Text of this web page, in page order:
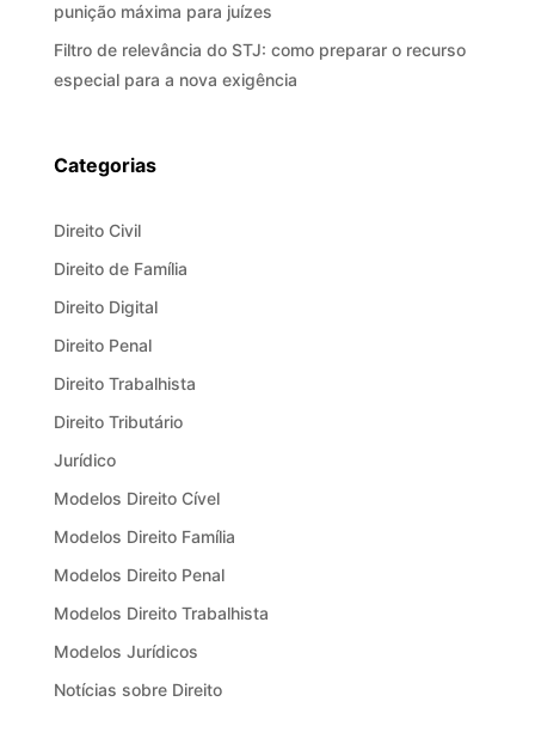
punição máxima para juízes
Filtro de relevância do STJ: como preparar o recurso
especial para a nova exigência
Categorias
Direito Civil
Direito de Família
Direito Digital
Direito Penal
Direito Trabalhista
Direito Tributário
Jurídico
Modelos Direito Cível
Modelos Direito Família
Modelos Direito Penal
Modelos Direito Trabalhista
Modelos Jurídicos
Notícias sobre Direito